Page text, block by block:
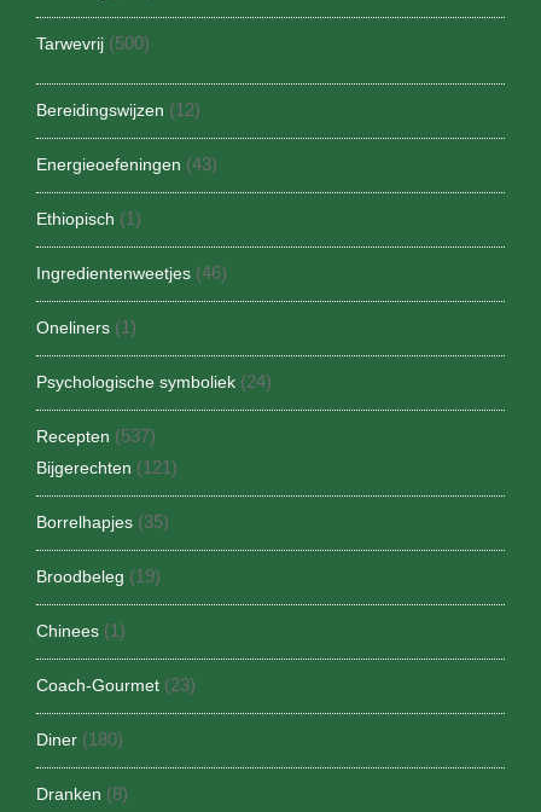
Tarwevrij (500)
Bereidingswijzen (12)
Energieoefeningen (43)
Ethiopisch (1)
Ingredientenweetjes (46)
Oneliners (1)
Psychologische symboliek (24)
Recepten (537)
Bijgerechten (121)
Borrelhapjes (35)
Broodbeleg (19)
Chinees (1)
Coach-Gourmet (23)
Diner (180)
Dranken (8)